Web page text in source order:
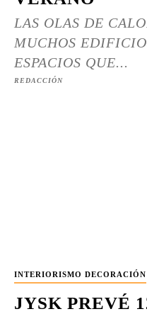
LAS OLAS DE
MUCHOS
ESPACIOS QUE...
REDACCIÓN
INTERIORISMO DECORACIÓN
JYSK PREVÉ